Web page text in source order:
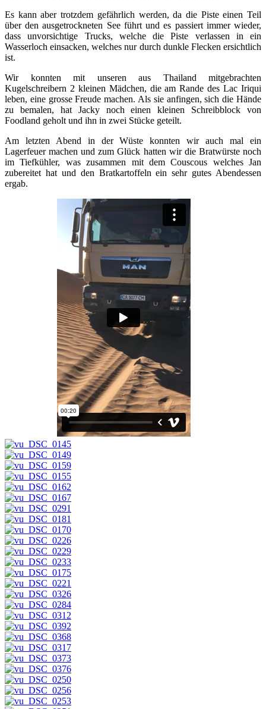
Es kann aber trotzdem gefährlich werden, da die Piste einen Teil
über den ausgetrockneten See führt und es passiert immer wieder,
dass unvorsichtige Trucks, welche die Piste verlassen in ein
Wasserloch einsacken, welches nur durch dunkle Flecken ersichtlich
ist.
Wir konnten mit unseren aus Thailand mitgebrachten
Kugelschreibern 2 kleinen Mädchen, die am Rande des Lac Iriqui
leben, eine grosse Freude machen. Als sie anfingen, sich die Hände
zu bemalen, hat Jacky noch einen kleinen Schreibblock von
Foodland geholt und ihn in zwei Stücke geteilt.
Am letzten Abend in der Wüste konnten wir auch mal ein
Lagerfeuer machen und zum Glück hatten wir die Bratwürste noch
im Tiefkühler, was zusammen mit dem Couscous welches Jan
zubereitet hat und den Bratkartoffeln ein sehr gutes Abendessen
ergab.